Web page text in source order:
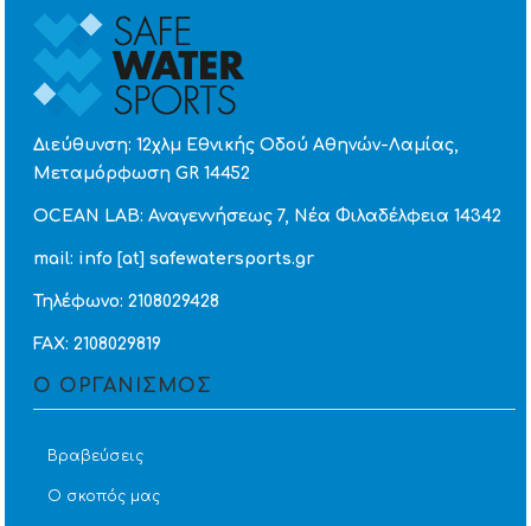
Διεύθυνση: 12χλμ Εθνικής Οδού Αθηνών-Λαμίας,
Μεταμόρφωση GR 14452
OCEAN LAB: Αναγεννήσεως 7, Νέα Φιλαδέλφεια 14342
mail: info [at] safewatersports.gr
Τηλέφωνο: 2108029428
FAX: 2108029819
Ο ΟΡΓΑΝΙΣΜΟΣ
Βραβεύσεις
Ο σκοπός μας